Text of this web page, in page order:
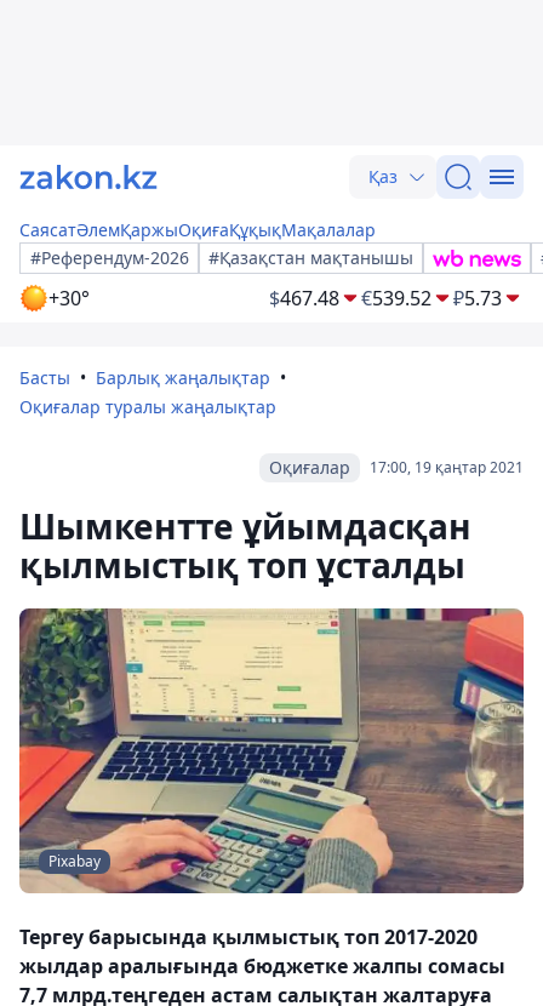
Қаз
СаясатӘлемҚаржыОқиғаҚұқықМақалалар
#Референдум-2026
#Қазақстан мақтанышы
+30° $467.48 €539.52 ₽5.73
Басты
Барлық жаңалықтар
Оқиғалар туралы жаңалықтар
17:00, 19 қаңтар 2021
Оқиғалар
Шымкентте ұйымдасқан
қылмыстық топ ұсталды
Pixabay
Тергеу барысында қылмыстық топ 2017-2020
жылдар аралығында бюджетке жалпы сомасы
7,7 млрд.теңгеден астам салықтан жалтаруға